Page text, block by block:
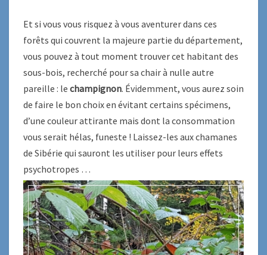
Et si vous vous risquez à vous aventurer dans ces
forêts qui couvrent la majeure partie du département,
vous pouvez à tout moment trouver cet habitant des
sous-bois, recherché pour sa chair à nulle autre
pareille : le champignon. Évidemment, vous aurez soin
de faire le bon choix en évitant certains spécimens,
d’une couleur attirante mais dont la consommation
vous serait hélas, funeste ! Laissez-les aux chamanes
de Sibérie qui sauront les utiliser pour leurs effets
psychotropes …